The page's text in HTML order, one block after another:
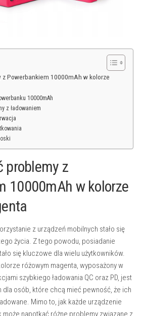
z Powerbankiem 10000mAh w kolorze
10000mAh
z ładowaniem
problemy z
10000mAh w kolorze
z urządzeń mobilnych stało się
życia. Z tego powodu, posiadanie
się kluczowe dla wielu użytkowników.
różowym magenta, wyposażony w
szybkiego ładowania QC oraz PD, jest
dla osób, które chcą mieć pewność, że ich
Mimo to, jak każde urządzenie
napotkać różne problemy związane z